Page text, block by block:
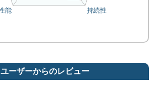
ユーザーからのレビュー